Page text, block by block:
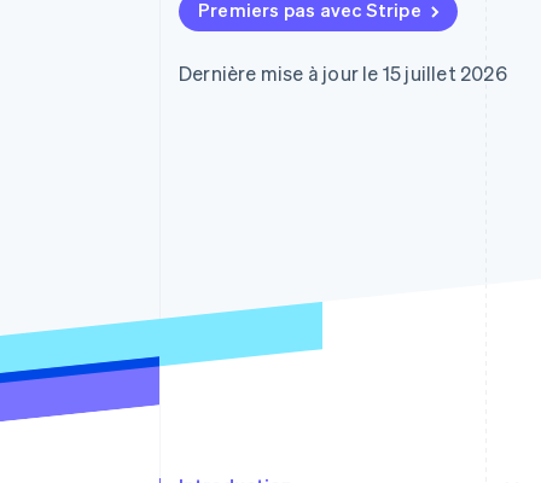
Optimisation des acceptations
Paiements accélérés
Premiers pas avec Stripe
Dernière mise à jour le 15 juillet 2026